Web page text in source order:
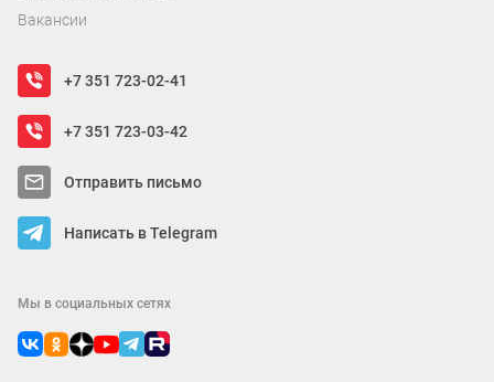
Вакансии
+7 351 723-02-41
+7 351 723-03-42
Отправить письмо
Написать в Telegram
Мы в социальных сетях